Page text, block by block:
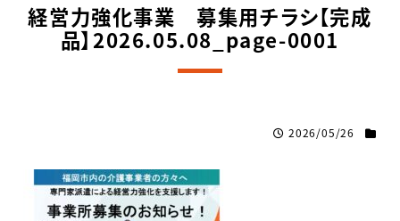
経営力強化事業 募集用チラシ【完成
品】2026.05.08_page-0001
2026/05/26